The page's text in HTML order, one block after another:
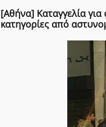
[Αθήνα] Καταγγελία
κατηγορίες από